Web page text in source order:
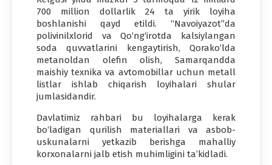
700 million dollarlik 24 ta yirik loyiha
boshlanishi qayd etildi. “Navoiyazot”da
polivinilxlorid va Qo‘ng‘irotda kalsiylangan
soda quvvatlarini kengaytirish, Qorako‘lda
metanoldan olefin olish, Samarqandda
maishiy texnika va avtomobillar uchun metall
listlar ishlab chiqarish loyihalari shular
jumlasidandir.
Davlatimiz rahbari bu loyihalarga kerak
bo‘ladigan qurilish materiallari va asbob-
uskunalarni yetkazib berishga mahalliy
korxonalarni jalb etish muhimligini ta’kidladi.